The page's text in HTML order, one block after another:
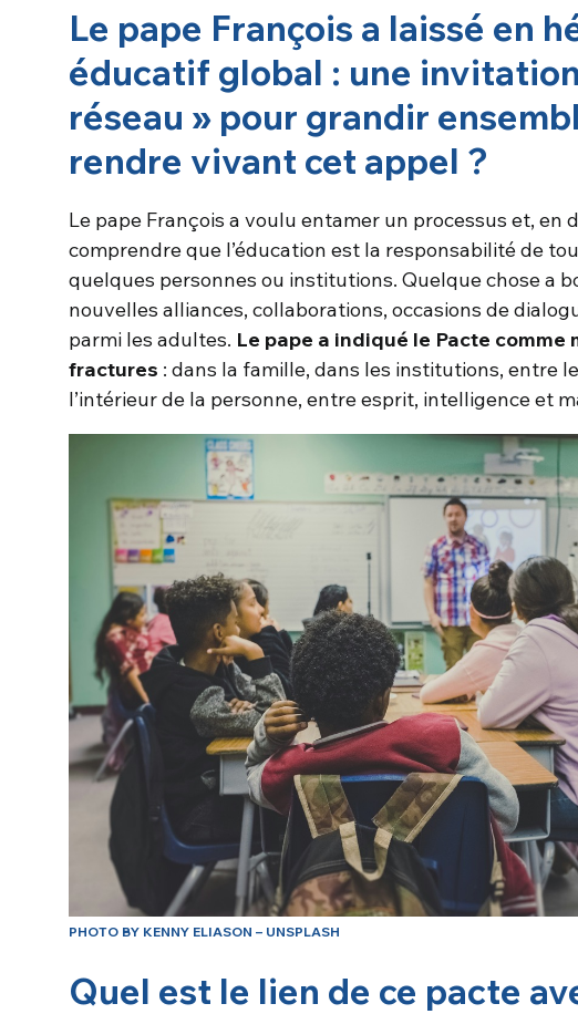
Le pape François a laissé en
éducatif global : une
réseau » pour grandir
rendre vivant cet appel ?
Le pape François a voulu entamer un processus et, en
comprendre que l’éducation est la responsabilité de
quelques personnes ou institutions. Quelque chose a
nouvelles alliances, collaborations, occasions de
parmi les adultes. Le pape a indiqué le Pacte comme
fractures : dans la famille, dans les institutions, entre
l’intérieur de la personne, entre esprit, intelligence et
PHOTO BY KENNY ELIASON – UNSPLASH
Quel est le lien de ce pacte